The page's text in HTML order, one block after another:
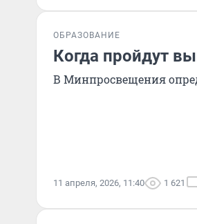
ОБРАЗОВАНИЕ
Когда пройдут
В Минпросвещения
11 апреля, 2026, 11:40 1 621